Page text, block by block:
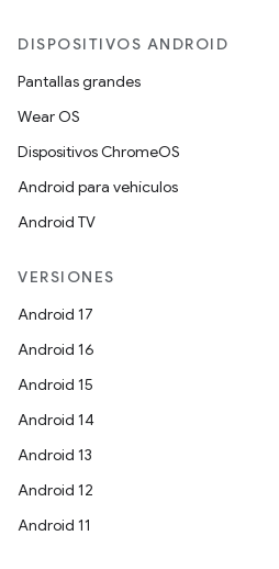
DISPOSITIVOS ANDROID
Pantallas grandes
Wear OS
Dispositivos ChromeOS
Android para vehículos
Android TV
VERSIONES
Android 17
Android 16
Android 15
Android 14
Android 13
Android 12
Android 11